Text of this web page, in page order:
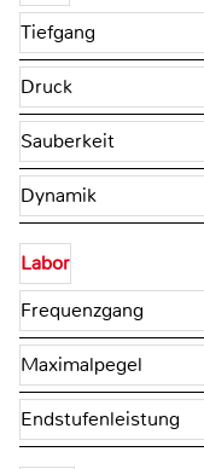
Tiefgang
Druck
Sauberkeit
Dynamik
Labor
Frequenzgang
Maximalpegel
Endstufenleistung